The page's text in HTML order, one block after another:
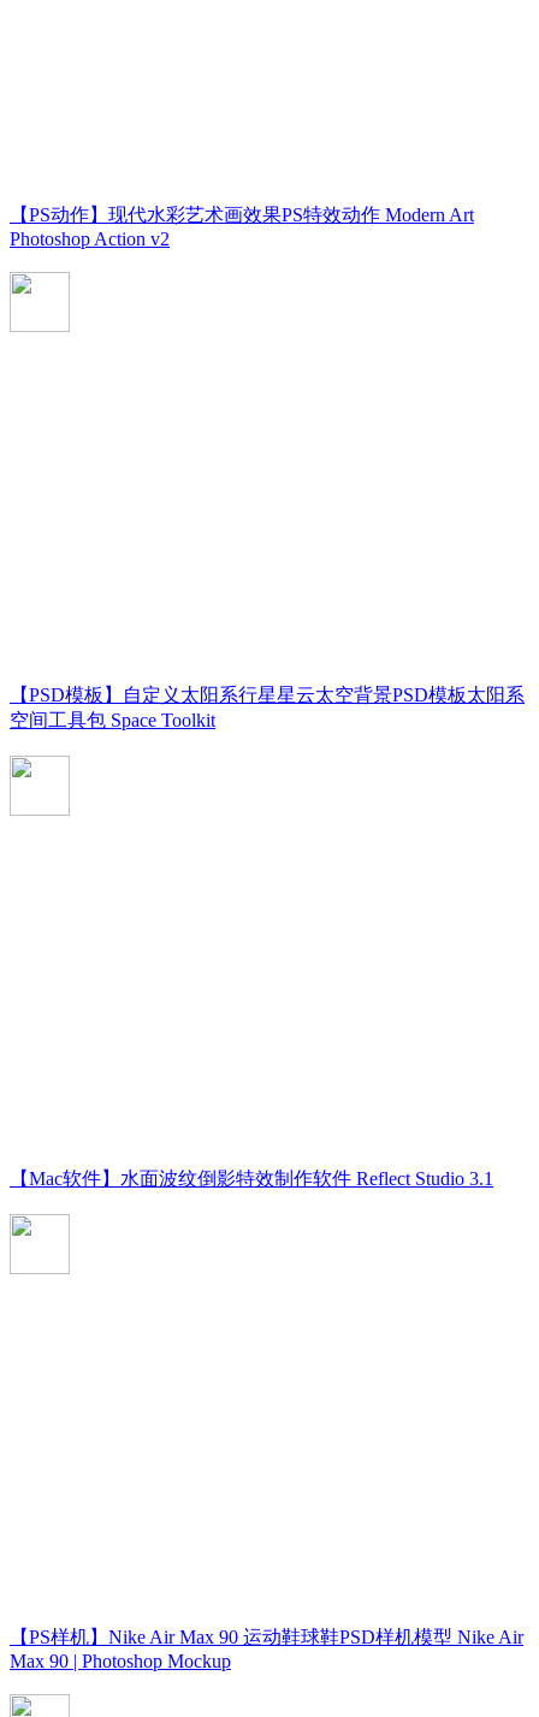
【PS动作】现代水彩艺术画效果PS特效动作 Modern Art
Photoshop Action v2
【PSD模板】自定义太阳系行星星云太空背景PSD模板太阳系
空间工具包 Space Toolkit
【Mac软件】水面波纹倒影特效制作软件 Reflect Studio 3.1
【PS样机】Nike Air Max 90 运动鞋球鞋PSD样机模型 Nike Air
Max 90 | Photoshop Mockup